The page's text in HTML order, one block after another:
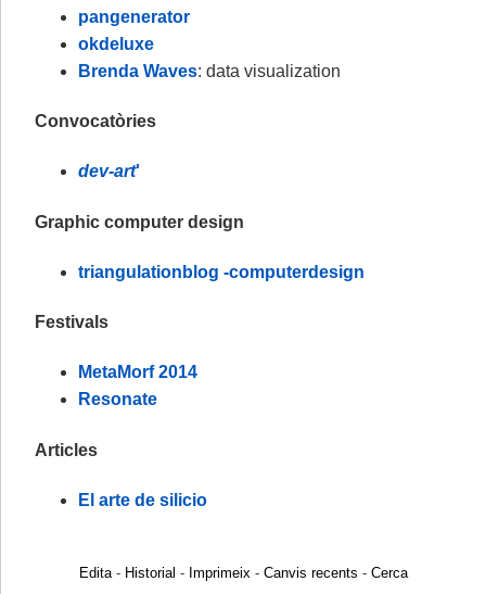
pangenerator
okdeluxe
Brenda Waves: data visualization
Convocatòries
dev-art'
Graphic computer design
triangulationblog -computerdesign
Festivals
MetaMorf 2014
Resonate
Articles
El arte de silicio
Edita- Historial - Imprimeix - Canvis recents - Cerca